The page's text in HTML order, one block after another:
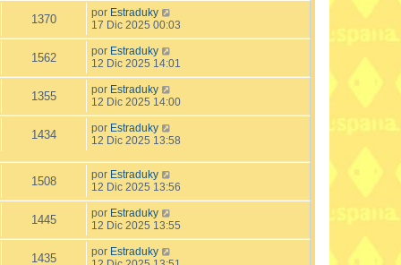
1370 por Estraduky
17 Dic 2025 00:03
1562 por Estraduky
12 Dic 2025 14:01
1355 por Estraduky
12 Dic 2025 14:00
1434 por Estraduky
12 Dic 2025 13:58
1508 por Estraduky
12 Dic 2025 13:56
1445 por Estraduky
12 Dic 2025 13:55
1435 por Estraduky